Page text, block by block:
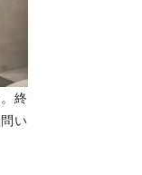
終
い